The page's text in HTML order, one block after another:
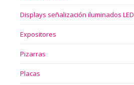
Displays señalización iluminados LED
Expositores
Pizarras
Placas